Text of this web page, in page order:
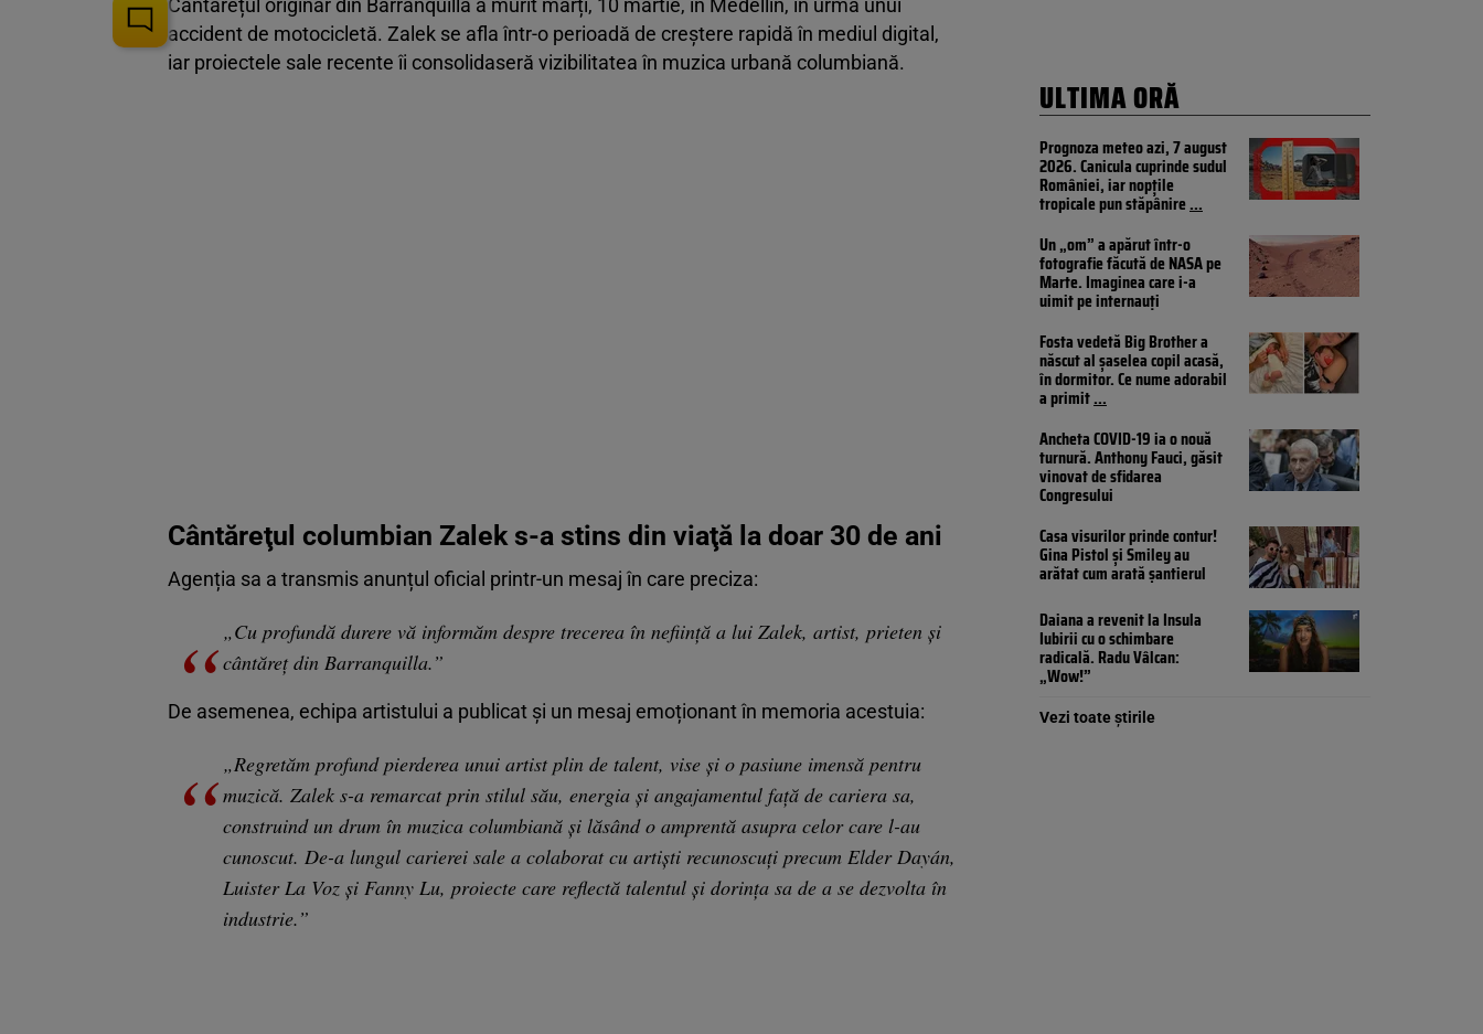
Cântărețul originar din Barranquilla a murit marți, 10 martie, în Medellín, în urma unui
accident de motocicletă. Zalek se afla într-o perioadă de creștere rapidă în mediul digital,
iar proiectele sale recente îi consolidaseră vizibilitatea în muzica urbană columbiană.
Cântăreţul columbian Zalek s-a stins din viaţă la doar 30 de ani
Agenția sa a transmis anunțul oficial printr-un mesaj în care preciza:
„Cu profundă durere vă informăm despre trecerea în neființă a lui Zalek, artist, prieten și
cântăreț din Barranquilla.”
De asemenea, echipa artistului a publicat și un mesaj emoționant în memoria acestuia:
„Regretăm profund pierderea unui artist plin de talent, vise și o pasiune imensă pentru
muzică. Zalek s-a remarcat prin stilul său, energia și angajamentul față de cariera sa,
construind un drum în muzica columbiană și lăsând o amprentă asupra celor care l-au
cunoscut. De-a lungul carierei sale a colaborat cu artiști recunoscuți precum Elder Dayán,
Luister La Voz și Fanny Lu, proiecte care reflectă talentul și dorința sa de a se dezvolta în
industrie.”
ULTIMA ORĂ
Prognoza meteo azi, 7 august
2026. Canicula cuprinde sudul
României, iar nopțile
tropicale pun stăpânire...
Un „om” a apărut într-o
fotografie făcută de NASA pe
Marte. Imaginea care i-a
uimit pe internauți
Fosta vedetă Big Brother a
născut al șaselea copil acasă,
în dormitor. Ce nume adorabil
a primit...
Ancheta COVID-19 ia o nouă
turnură. Anthony Fauci, găsit
vinovat de sfidarea
Congresului
Casa visurilor prinde contur!
Gina Pistol și Smiley au
arătat cum arată șantierul
Daiana a revenit la Insula
Iubirii cu o schimbare
radicală. Radu Vâlcan:
„Wow!”
Vezi toate știrile